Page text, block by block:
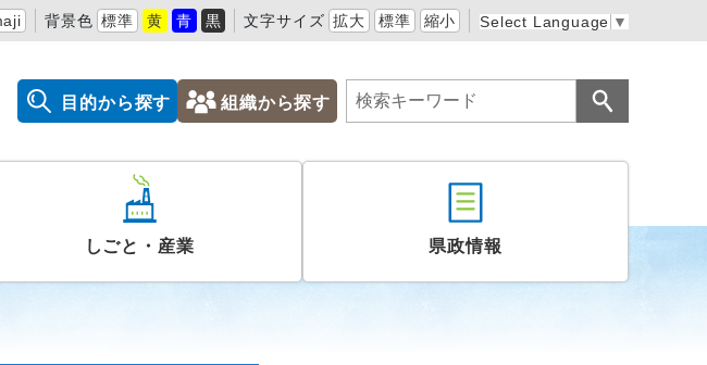
背景色 標準 黄 青 黒 文字サイズ 拡大 標準 縮小 Select Language ▼
目的から探す 組織から探す
しごと・産業 県政情報